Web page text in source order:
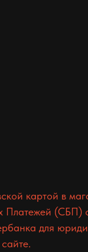
картой в
Платежей (СБП)
для